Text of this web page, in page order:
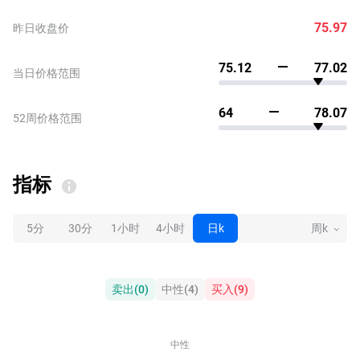
昨日收盘价
当日价格范围
52周价格范围
75.97
75.12 77.02
64 78.07
指标
5分 30分 1小时 4小时 日k 周k
卖出(0) 中性(4) 买入(9)
中性